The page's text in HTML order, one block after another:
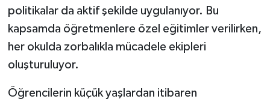
politikalar da aktif şekilde uygulanıyor. Bu
kapsamda öğretmenlere özel eğitimler verilirken,
her okulda zorbalıkla mücadele ekipleri
oluşturuluyor.
Öğrencilerin küçük yaşlardan itibaren